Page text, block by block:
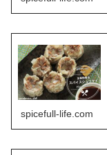
spicefull-life.com